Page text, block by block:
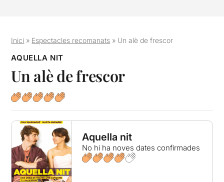
Inici » Espectacles recomanats » Un alè de frescor
AQUELLA NIT
Un alè de frescor
Aquella nit
No hi ha noves dates confirmades